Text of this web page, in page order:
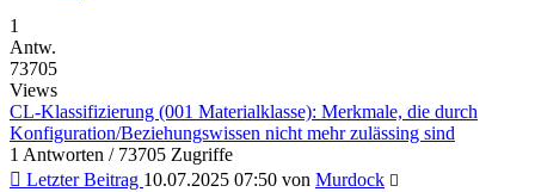
1
Antw.
73705
Views
CL-Klassifizierung (001 Materialklasse): Merkmale, die durch
Konfiguration/Beziehungswissen nicht mehr zulässing sind
1 Antworten / 73705 Zugriffe
Letzter Beitrag 10.07.2025 07:50 von Murdock